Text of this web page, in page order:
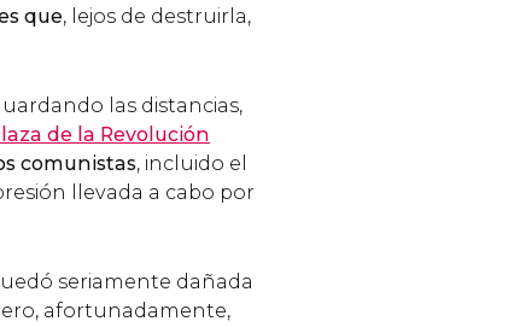
que, lejos de destruirla,
las distancias,
de la Revolución
comunistas, incluido el
llevada a cabo por
seriamente dañada
afortunadamente,